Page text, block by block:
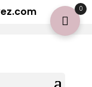
más información
0